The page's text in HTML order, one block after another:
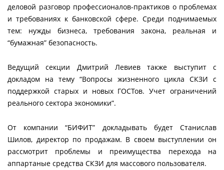
деловой разговор профессионалов-практиков о проблемах
и требованиях к банковской сфере. Среди поднимаемых
тем: нужды бизнеса, требования закона, реальная и
“бумажная” безопасность.
Ведущий секции Дмитрий Левиев также выступит с
докладом на тему “Вопросы жизненного цикла СКЗИ с
поддержкой старых и новых ГОСТов. Учет ограничений
реального сектора экономики”.
От компании “БИФИТ” докладывать будет Станислав
Шилов, директор по продажам. В своем выступлении он
рассмотрит проблемы и преимущества перехода на
аппартаные средства СКЗИ для массового пользователя.